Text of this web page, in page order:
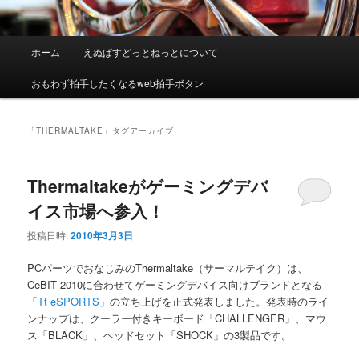
メ
ホーム えぬぱすどっとねっとについて
おもわず拍手したくなるweb拍手ボタン
「THERMALTAKE 」タグアーカイブ
Thermaltakeがゲーミングデバ
イス市場へ参入！
投稿日時:2010年3月3日
PCパーツでおなじみのThermaltake（サーマルテイク）は、
CeBIT 2010に合わせてゲーミングデバイス向けブランドとなる
「Tt eSPORTS 」の立ち上げを正式発表しました。発表時のライ
ンナップは、クーラー付きキーボード「CHALLENGER」、マウ
ス「BLACK」、ヘッドセット「SHOCK」の3製品です。